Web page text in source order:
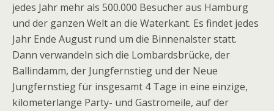
jedes Jahr mehr als 500.000 Besucher aus Hamburg
und der ganzen Welt an die Waterkant. Es findet jedes
Jahr Ende August rund um die Binnenalster statt.
Dann verwandeln sich die Lombardsbrücke, der
Ballindamm, der Jungfernstieg und der Neue
Jungfernstieg für insgesamt 4 Tage in eine einzige,
kilometerlange Party- und Gastromeile, auf der